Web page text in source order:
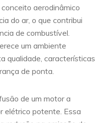
aerodinâmico
do ar, o que contribui
de combustível.
um ambiente
qualidade, características
de ponta.
de um motor a
elétrico potente. Essa